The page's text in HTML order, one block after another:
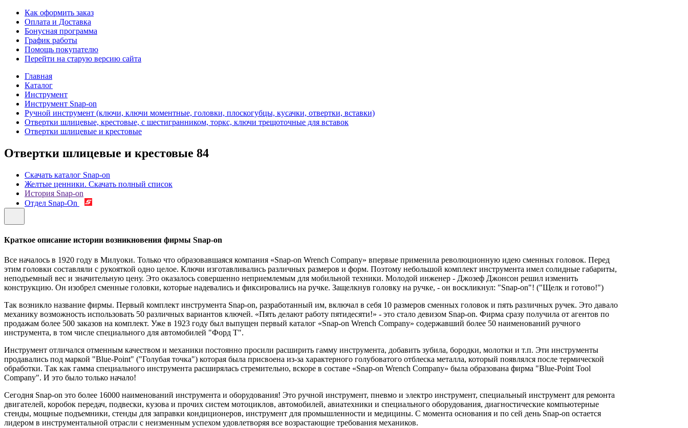
Как оформить заказ
Оплата и Доставка
Бонусная программа
График работы
Помощь покупателю
Перейти на старую версию сайта
Главная
Каталог
Инструмент
Инструмент Snap-on
Ручной инструмент (ключи, ключи моментные, головки, плоскогубцы, кусачки, отвертки, вставки)
Отвертки шлицевые, крестовые, с шестигранником, торкс, ключи трещоточные для вставок
Отвертки шлицевые и крестовые
Отвертки шлицевые и крестовые 84
Скачать каталог Snap-on
Желтые ценники. Скачать полный список
История Snap-on
Отдел Snap-On
Краткое описание истории возникновения фирмы Snap-on
Все началось в 1920 году в Милуоки. Только что образовавшаяся компания «Snap-on Wrench Company» впервые применила революционную идею сменных головок. Перед
этим головки составляли с рукояткой одно целое. Ключи изготавливались различных размеров и форм. Поэтому небольшой комплект инструмента имел солидные габариты,
неподъемный вес и значительную цену. Это оказалось совершенно неприемлемым для мобильной техники. Молодой инженер - Джозеф Джонсон решил изменить
конструкцию. Он изобрел сменные головки, которые надевались и фиксировались на ручке. Защелкнув головку на ручке, - он воскликнул: "Snap-on"! ("Щелк и готово!")
Так возникло название фирмы. Первый комплект инструмента Snap-on, разработанный им, включал в себя 10 размеров сменных головок и пять различных ручек. Это давало
механику возможность использовать 50 различных вариантов ключей. «Пять делают работу пятидесяти!» - это стало девизом Snap-on. Фирма сразу получила от агентов по
продажам более 500 заказов на комплект. Уже в 1923 году был выпущен первый каталог «Snap-on Wrench Company» содержавший более 50 наименований ручного
инструмента, в том числе специального для автомобилей "Форд Т".
Инструмент отличался отменным качеством и механики постоянно просили расширить гамму инструмента, добавить зубила, бородки, молотки и т.п. Эти инструменты
продавались под маркой "Blue-Point" ("Голубая точка") которая была присвоена из-за характерного голубоватого отблеска металла, который появлялся после термической
обработки. Так как гамма специального инструмента расширялась стремительно, вскоре в составе «Snap-on Wrench Company» была образована фирма "Blue-Point Tool
Company". И это было только начало!
Сегодня Snap-on это более 16000 наименований инструмента и оборудования! Это ручной инструмент, пневмо и электро инструмент, специальный инструмент для ремонта
двигателей, коробок передач, подвески, кузова и прочих систем мотоциклов, автомобилей, авиатехники и специального оборудования, диагностические компьютерные
стенды, мощные подъемники, стенды для заправки кондиционеров, инструмент для промышленности и медицины. С момента основания и по сей день Snap-on остается
лидером в инструментальной отрасли с неизменным успехом удовлетворяя все возрастающие требования механиков.